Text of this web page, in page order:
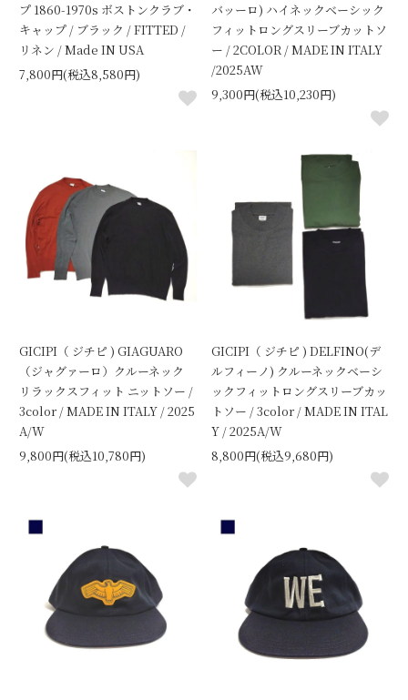
プ 1860-1970s ボストンクラブ・
キャップ / ブラック / FITTED /
リネン / Made IN USA
7,800円(税込8,580円)
バッーロ) ハイネックベーシック
フィットロングスリーブカットソ
ー / 2COLOR / MADE IN ITALY
/2025AW
9,300円(税込10,230円)
GICIPI（ ジチピ ) GIAGUARO
（ジャグァーロ）クルーネック
リラックスフィット ニットソー /
3color / MADE IN ITALY / 2025
A/W
9,800円(税込10,780円)
GICIPI（ ジチピ ) DELFINO(デ
ルフィーノ) クルーネックベーシ
ックフィットロングスリーブカッ
トソー / 3color / MADE IN ITAL
Y / 2025A/W
8,800円(税込9,680円)